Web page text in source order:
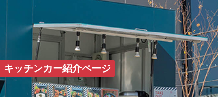
HOME
キッチンカー紹介ページ